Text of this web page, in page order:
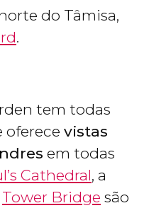
do Tâmisa,
.
tem todas
oferece vistas
em todas
Cathedral, a
Tower Bridge são